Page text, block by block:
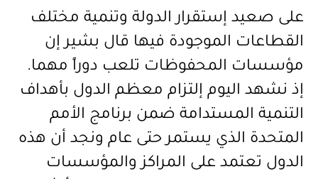
على صعيد إستقرار الدولة وتنمية مختلف
القطاعات الموجودة فيها قال بشير إن
مؤسسات المحفوظات تلعب دوراً مهما.
إذ نشهد اليوم إلتزام معظم الدول بأهداف
التنمية المستدامة ضمن برنامج الأمم
المتحدة الذي يستمر حتى عام ونجد أن هذه
الدول تعتمد على المراكز والمؤسسات